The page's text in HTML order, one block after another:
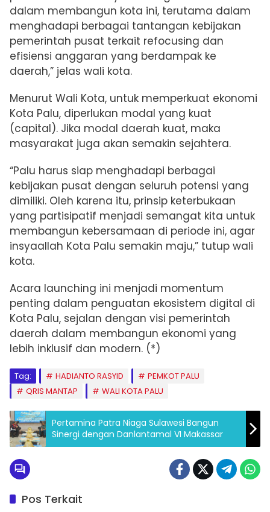
dalam membangun kota ini, terutama dalam
menghadapi berbagai tantangan kebijakan
pemerintah pusat terkait refocusing dan
efisiensi anggaran yang berdampak ke
daerah,” jelas wali kota.
Menurut Wali Kota, untuk memperkuat ekonomi
Kota Palu, diperlukan modal yang kuat
(capital). Jika modal daerah kuat, maka
masyarakat juga akan semakin sejahtera.
“Palu harus siap menghadapi berbagai
kebijakan pusat dengan seluruh potensi yang
dimiliki. Oleh karena itu, prinsip keterbukaan
yang partisipatif menjadi semangat kita untuk
membangun kebersamaan di periode ini, agar
insyaallah Kota Palu semakin maju,” tutup wali
kota.
Acara launching ini menjadi momentum
penting dalam penguatan ekosistem digital di
Kota Palu, sejalan dengan visi pemerintah
daerah dalam membangun ekonomi yang
lebih inklusif dan modern. (*)
Tag: HADIANTO RASYID
PEMKOT PALU
QRIS MANTAP
WALI KOTA PALU
Pertamina Patra Niaga Sulawesi Bangun
Sinergi dengan Danlantamal VI Makassar
Pos Terkait